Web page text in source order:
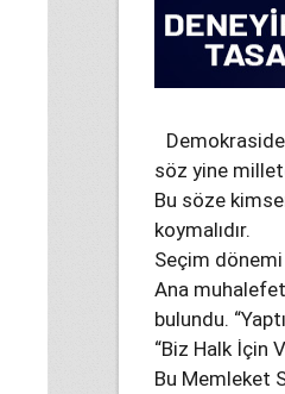
söz yine
Bu söze
koymalıdır.
Seçim
Ana
bulundu.
“Biz Halk İçin
Bu Memleket